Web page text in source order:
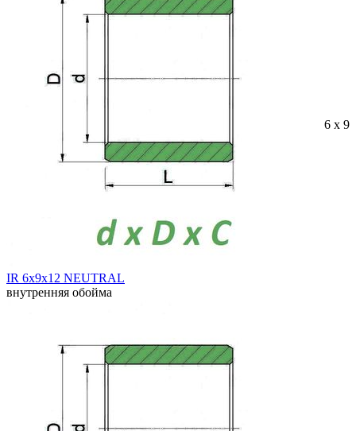
IR 6x9x12 NEUTRAL
внутренняя обойма
6 x 9